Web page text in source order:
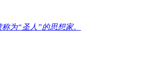
为“圣人”的思想家。